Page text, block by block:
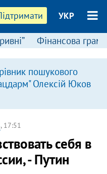
УКР
Фінансова
пошукового
Олексій Юков
, 17:51
себя в
- Путин